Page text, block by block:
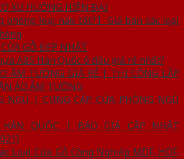
XU HƯỚNG HIỆN ĐẠI
phòng loại nào tốt?】Giá bán các loại
GỖ ĐẸP NHẤT
ABS Hàn Quốc ở đâu giá rẻ nhất?
ÂM TƯỜNG GIÁ RẺ | THI CÔNG LẮP
ÁO ÂM TƯỜNG
NGỦ | CUNG CẤP CỬA PHÒNG NGỦ
HÀN QUỐC | BÁO GIÁ CẬP NHẬT
Loại Cửa Gỗ Công Nghiệp MDF, HDF,